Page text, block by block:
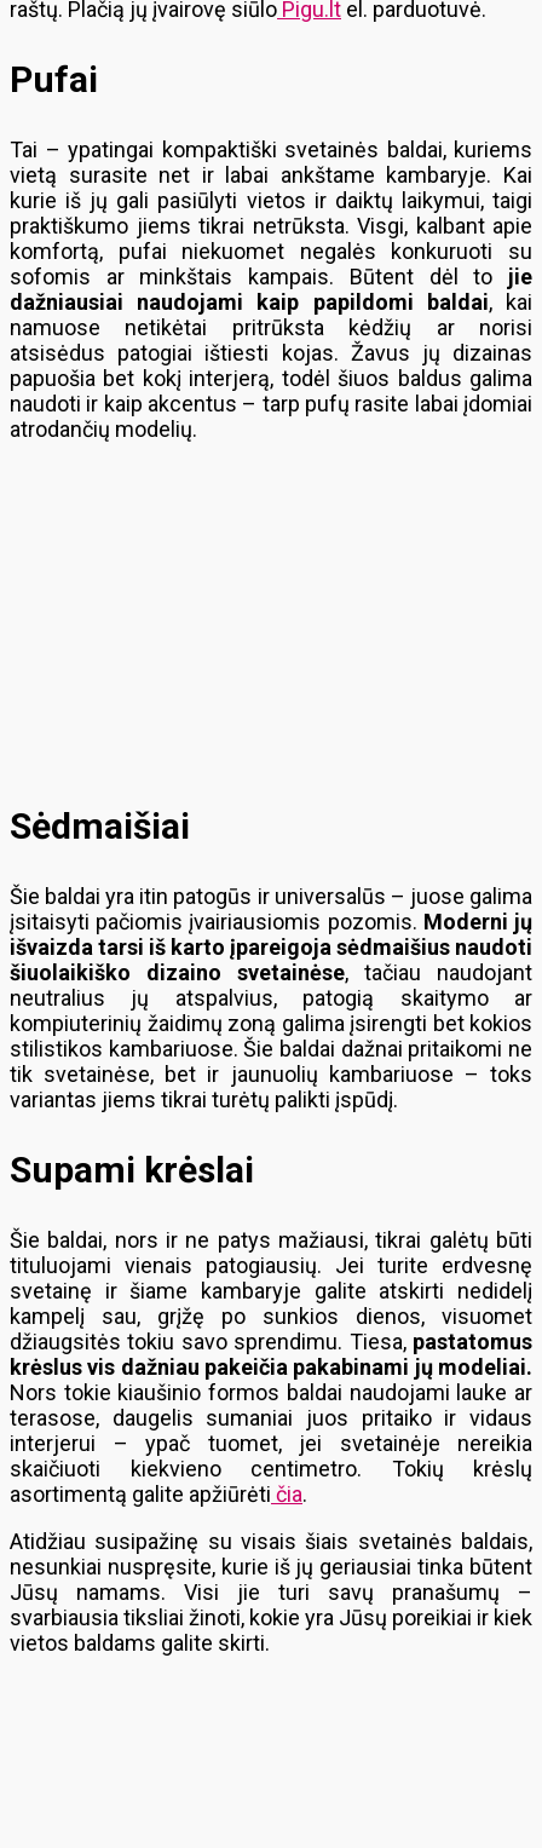
raštų. Plačią jų įvairovę siūlo Pigu.lt el. parduotuvė.
Pufai
Tai – ypatingai kompaktiški svetainės baldai, kuriems
vietą surasite net ir labai ankštame kambaryje. Kai
kurie iš jų gali pasiūlyti vietos ir daiktų laikymui, taigi
praktiškumo jiems tikrai netrūksta. Visgi, kalbant apie
komfortą, pufai niekuomet negalės konkuruoti su
sofomis ar minkštais kampais. Būtent dėl to jie
dažniausiai naudojami kaip papildomi baldai, kai
namuose netikėtai pritrūksta kėdžių ar norisi
atsisėdus patogiai ištiesti kojas. Žavus jų dizainas
papuošia bet kokį interjerą, todėl šiuos baldus galima
naudoti ir kaip akcentus – tarp pufų rasite labai įdomiai
atrodančių modelių.
Sėdmaišiai
Šie baldai yra itin patogūs ir universalūs – juose galima
įsitaisyti pačiomis įvairiausiomis pozomis. Moderni jų
išvaizda tarsi iš karto įpareigoja sėdmaišius naudoti
šiuolaikiško dizaino svetainėse, tačiau naudojant
neutralius jų atspalvius, patogią skaitymo ar
kompiuterinių žaidimų zoną galima įsirengti bet kokios
stilistikos kambariuose. Šie baldai dažnai pritaikomi ne
tik svetainėse, bet ir jaunuolių kambariuose – toks
variantas jiems tikrai turėtų palikti įspūdį.
Supami krėslai
Šie baldai, nors ir ne patys mažiausi, tikrai galėtų būti
tituluojami vienais patogiausių. Jei turite erdvesnę
svetainę ir šiame kambaryje galite atskirti nedidelį
kampelį sau, grįžę po sunkios dienos, visuomet
džiaugsitės tokiu savo sprendimu. Tiesa, pastatomus
krėslus vis dažniau pakeičia pakabinami jų modeliai.
Nors tokie kiaušinio formos baldai naudojami lauke ar
terasose, daugelis sumaniai juos pritaiko ir vidaus
interjerui – ypač tuomet, jei svetainėje nereikia
skaičiuoti kiekvieno centimetro. Tokių krėslų
asortimentą galite apžiūrėti čia.
Atidžiau susipažinę su visais šiais svetainės baldais,
nesunkiai nuspręsite, kurie iš jų geriausiai tinka būtent
Jūsų namams. Visi jie turi savų pranašumų –
svarbiausia tiksliai žinoti, kokie yra Jūsų poreikiai ir kiek
vietos baldams galite skirti.